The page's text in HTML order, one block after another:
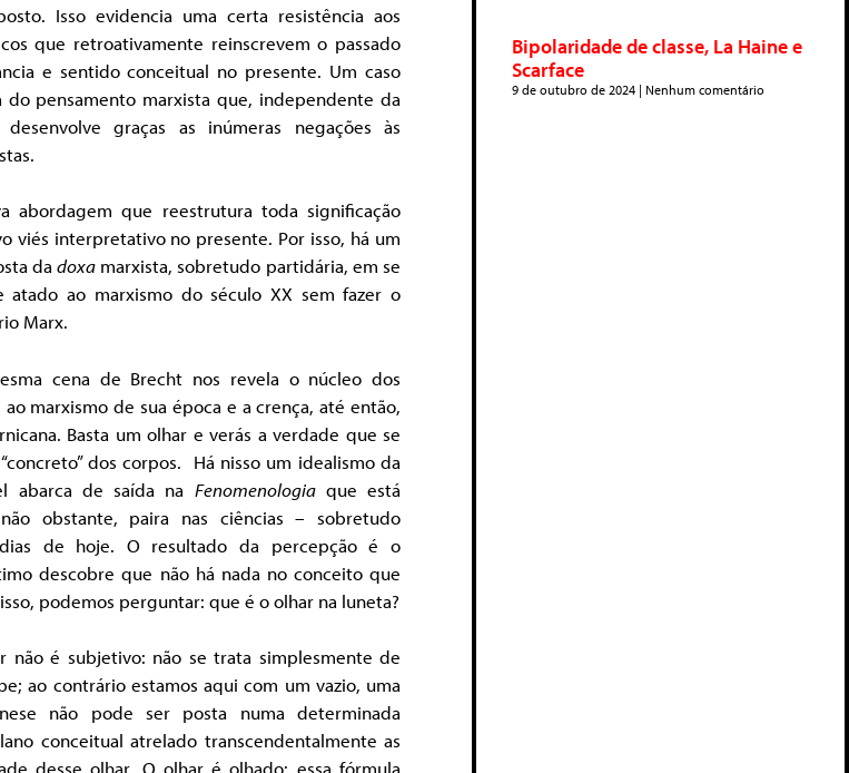
Isso evidencia uma certa resistência aos
que retroativamente reinscrevem o passado
e sentido conceitual no presente. Um caso
do pensamento marxista que, independente da
graças as inúmeras negações às
abordagem que reestrutura toda significação
viés interpretativo no presente. Por isso, há um
dadoxa marxista, sobretudo partidária, em se
atado ao marxismo do século XX sem fazer o
Marx.
cena de Brecht nos revela o núcleo dos
marxismo de sua época e a crença, até então,
Basta um olhar e verás a verdade que se
dos corpos. Há nisso um idealismo da
abarca de saída na Fenomenologiaque está
obstante, paira nas ciências – sobretudo
de hoje. O resultado da percepção é o
descobre que não há nada no conceito que
podemos perguntar: que é o olhar na luneta?
não é subjetivo: não se trata simplesmente de
ao contrário estamos aqui com um vazio, uma
não pode ser posta numa determinada
conceitual atrelado transcendentalmente as
desse olhar. O olhar é olhado: essa fórmula
Bipolaridade de classe, La Haine e
Scarface
9 de outubro de 2024 Nenhum comentário